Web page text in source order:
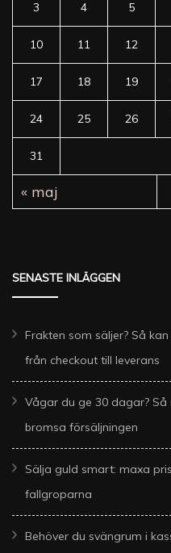
3 4 5
10 11 12
17 18 19
24 25 26
31
« maj
SENASTE INLÄGGEN
Frakten som säljer? Så
från checkout till leverans
Vågar du ge 30 dagar?
bromsa försäljningen
Sälja guld smart: maxa
fallgroparna
Behöver du svängrum i